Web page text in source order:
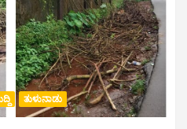
ತುಳುನಾಡು